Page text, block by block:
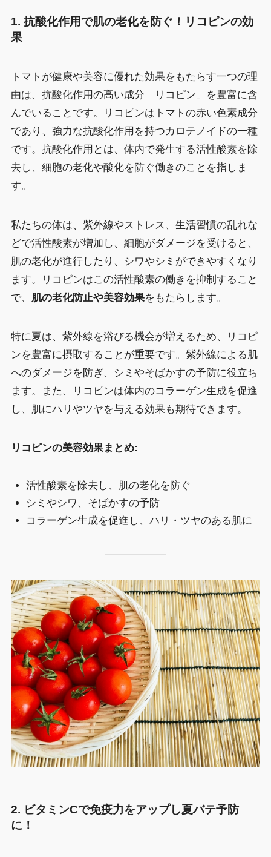
1. 抗酸化作用で肌の老化を防ぐ！リコピンの効
果
トマトが健康や美容に優れた効果をもたらす一つの理
由は、抗酸化作用の高い成分「リコピン」を豊富に含
んでいることです。リコピンはトマトの赤い色素成分
であり、強力な抗酸化作用を持つカロテノイドの一種
です。抗酸化作用とは、体内で発生する活性酸素を除
去し、細胞の老化や酸化を防ぐ働きのことを指しま
す。
私たちの体は、紫外線やストレス、生活習慣の乱れな
どで活性酸素が増加し、細胞がダメージを受けると、
肌の老化が進行したり、シワやシミができやすくなり
ます。リコピンはこの活性酸素の働きを抑制すること
で、 肌の老化防止や美容効果をもたらします。
特に夏は、紫外線を浴びる機会が増えるため、リコピ
ンを豊富に摂取することが重要です。紫外線による肌
へのダメージを防ぎ、シミやそばかすの予防に役立ち
ます。また、リコピンは体内のコラーゲン生成を促進
し、肌にハリやツヤを与える効果も期待できます。
リコピンの美容効果まとめ:
活性酸素を除去し、肌の老化を防ぐ
シミやシワ、そばかすの予防
コラーゲン生成を促進し、ハリ・ツヤのある肌に
2. ビタミンCで免疫力をアップし夏バテ予防
に！